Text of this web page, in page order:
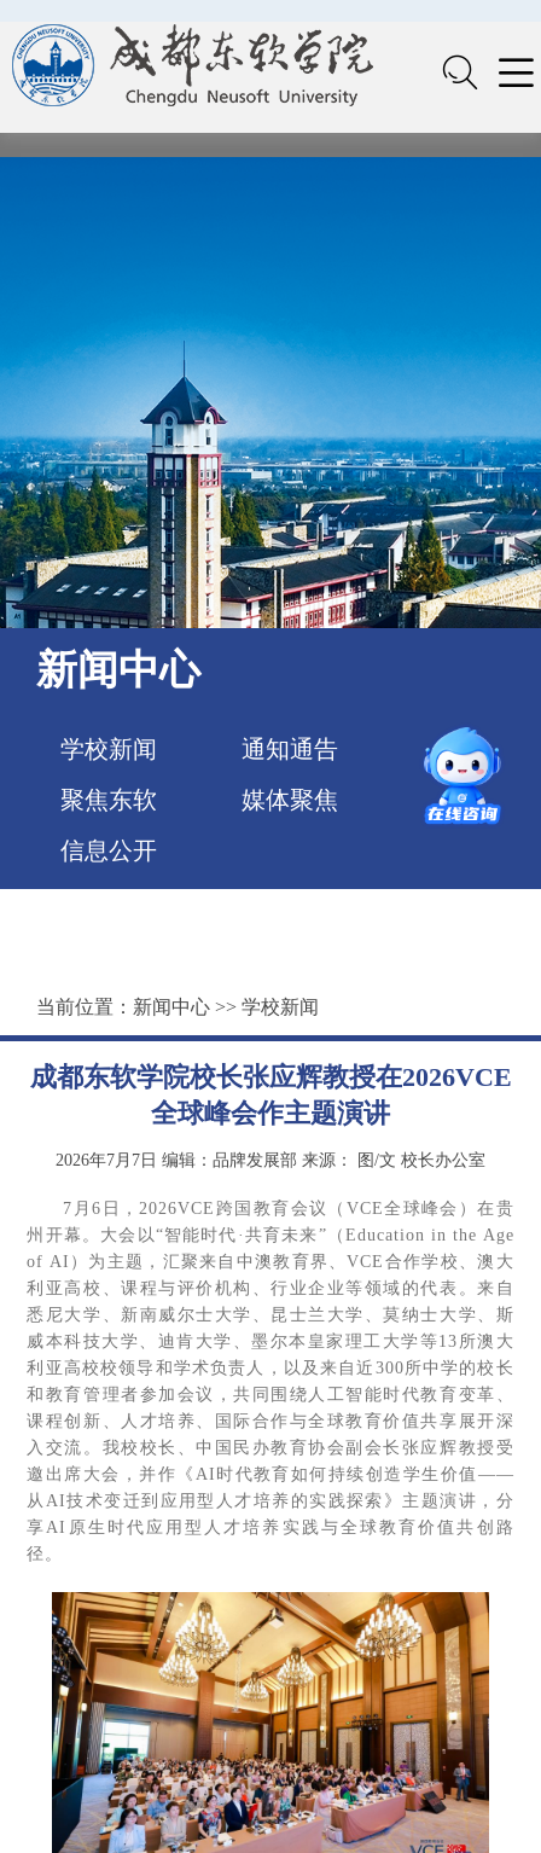
新闻中心
学校新闻
通知通告
聚焦东软
媒体聚焦
信息公开
当前位置： 新闻中心 >> 学校新闻
成都东软学院校长张应辉教授在2026VCE
全球峰会作主题演讲
2026年7月7日 编辑：品牌发展部 来源： 图/文 校长办公室
7月6日，2026VCE跨国教育会议（VCE全球峰会）在贵
州开幕。大会以“智能时代·共育未来”（Education in the Age
of AI）为主题，汇聚来自中澳教育界、VCE合作学校、澳大
利亚高校、课程与评价机构、行业企业等领域的代表。来自
悉尼大学、新南威尔士大学、昆士兰大学、莫纳士大学、斯
威本科技大学、迪肯大学、墨尔本皇家理工大学等13所澳大
利亚高校校领导和学术负责人，以及来自近300所中学的校长
和教育管理者参加会议，共同围绕人工智能时代教育变革、
课程创新、人才培养、国际合作与全球教育价值共享展开深
入交流。我校校长、中国民办教育协会副会长张应辉教授受
邀出席大会，并作《AI时代教育如何持续创造学生价值——
从AI技术变迁到应用型人才培养的实践探索》主题演讲，分
享AI原生时代应用型人才培养实践与全球教育价值共创路
径。